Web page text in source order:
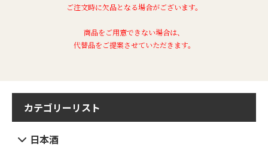
ご注文時に欠品となる場合がございます。
商品をご用意できない場合は、
代替品をご提案させていただきます。
カテゴリーリスト
日本酒